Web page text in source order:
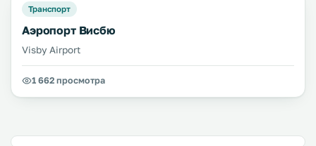
Транспорт
Аэропорт Висбю
Visby Airport
1 662 просмотра